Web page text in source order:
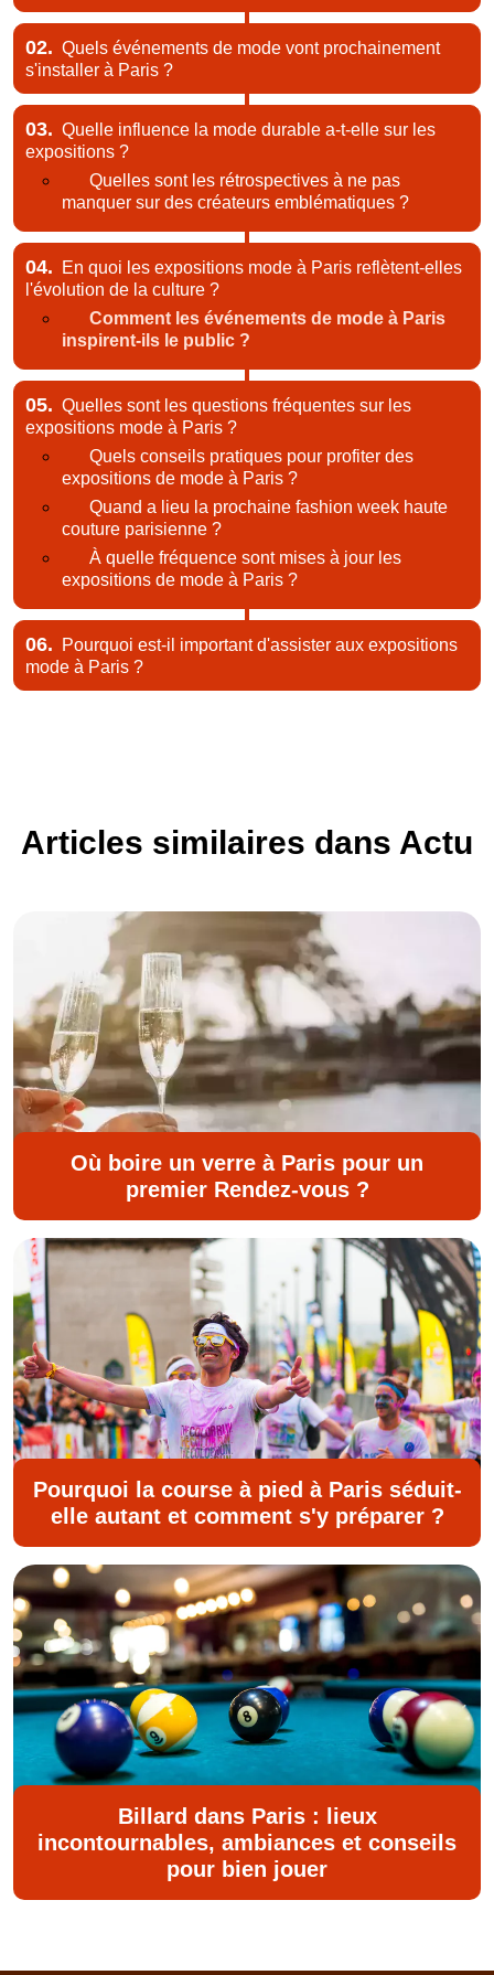
02. Quels événements de mode vont prochainement
s'installer à Paris ?
03. Quelle influence la mode durable a-t-elle sur les
expositions ?
Quelles sont les rétrospectives à ne pas
manquer sur des créateurs emblématiques ?
04.
En quoi les expositions mode à Paris reflètent-elles
l'évolution de la culture ?
Comment les événements de mode à Paris
inspirent-ils le public ?
05. Quelles sont les questions fréquentes sur les
expositions mode à Paris ?
Quels conseils pratiques pour profiter des
expositions de mode à Paris ?
Quand a lieu la prochaine fashion week haute
couture parisienne ?
À quelle fréquence sont mises à jour les
expositions de mode à Paris ?
06.
Pourquoi est-il important d'assister aux expositions
mode à Paris ?
Articles similaires dans Actu
Où boire un verre à Paris pour un
premier Rendez-vous ?
Pourquoi la course à pied à Paris séduit-
elle autant et comment s'y préparer ?
Billard dans Paris : lieux
incontournables, ambiances et conseils
pour bien jouer